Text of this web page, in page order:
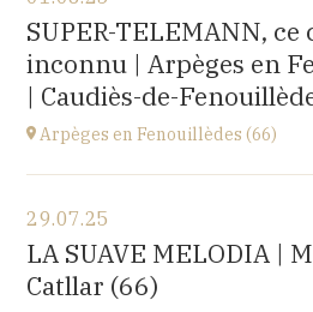
Ancy-le-Franc (89160)
Le Château d’Ancy-le-Franc, 18
Tonnerre, 89160 Ancy-le-Franc
à 20H00
SUPER-TELEMANN, ce
inconnu | Arpèges en
| Caudiès-de-
Arpèges en Fenouillèdes (66)
Estivales
à18H00
Acheter vos billets
29.07.25
LA SUAVE MELODIA |
Catllar (66)